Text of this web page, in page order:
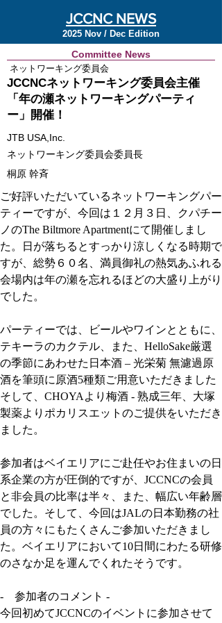
JCCNC NEWS
2025 Nov / Dec Edition
Committee News
ネットワーキング委員会
JCCNCネットワーキング委員会主催
「年の瀬ネットワーキングパーティ
ー」開催！
JTB USA,Inc.
ネットワーキング委員会委員長
桐原 幹斉
ご好評いただいているネットワーキングパー
ティーですが、今回は１２月３日、クパチー
ノのThe Biltmore Apartmentにて開催しまし
た。日が落ちるとすっかり涼しくなる時期で
すが、総勢６０名、満員御礼の熱気あふれる
会場内は年の瀬を忘れるほどの大盛り上がり
でした。
パーティーでは、ビールやワインとともに、
テキーラのカクテル、また、HelloSake厳選
の季節にあわせた日本酒 – 光栄菊 無濾過原
酒を筆頭に原酒5種類ご用意いただきました
そして、CHOYAより梅酒 - 熟成三年、大塚
製薬よりポカリスエットのご提供をいただき
ました。
参加者はベイエリアにご赴任やお住まいの日
系企業の方が圧倒的ですが、JCCNCの会員
と非会員の比率は半々、また、幅広い年齢層
でした。そして、今回はJALの日本勤務の社
員の方々にもたくさんご参加いただきまし
た。ベイエリアにおいて10日間にわたる研修
のさなか足を運んでくれたそうです。
-    参加者のコメント -
今回初めてJCCNCのイベントに参加させて